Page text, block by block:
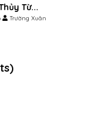
Từ...
Trường Xuân